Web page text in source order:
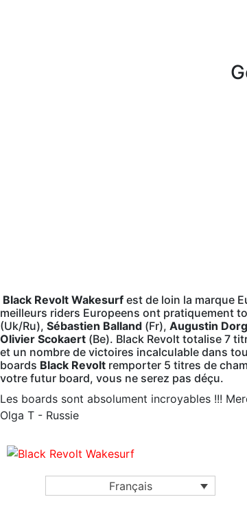
Black Revolt Wakesurf est de loin la marque
meilleurs riders Europeens ont pratiquement
(Uk/Ru), Sébastien Balland (Fr), Augustin
Olivier Scokaert (Be). Black Revolt totalise 7
et un nombre de victoires incalculable dans
boards Black Revolt remporter 5 titres de
votre futur board, vous ne serez pas déçu.
Les boards sont absolument incroyables !!!
Olga T - Russie
Français